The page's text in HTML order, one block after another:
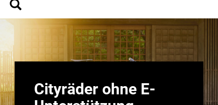
Cityräder ohne E-